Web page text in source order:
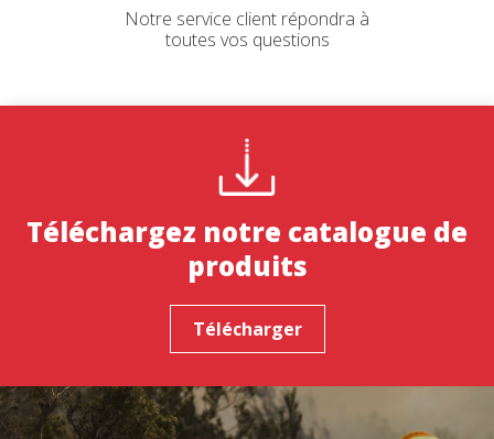
Notre service client répondra à
toutes vos questions
Téléchargez notre catalogue de
produits
Télécharger